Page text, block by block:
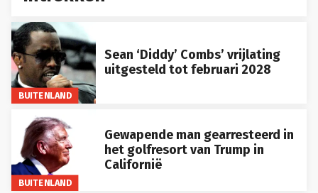
BUITENLAND
Sean ‘Diddy’ Combs’ vrijlating
uitgesteld tot februari 2028
BUITENLAND
Gewapende man gearresteerd in
het golfresort van Trump in
Californië